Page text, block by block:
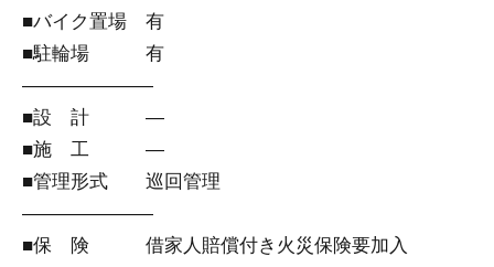
■バイク置場 有
■駐輪場 有
―――――――
■設 計 ―
■施 工 ―
■管理形式 巡回管理
―――――――
■保 険 借家人賠償付き火災保険要加入